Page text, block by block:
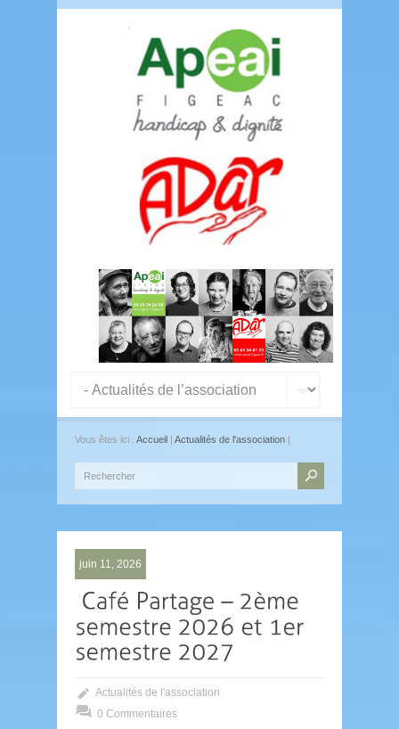
Vous êtes ici : Accueil Actualités de l'association
juin 11, 2026
Actualités de l'association
0 Commentaires